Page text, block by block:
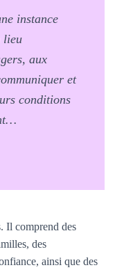
instance
lieu
aux
et
conditions
Il comprend des
des
ainsi que des